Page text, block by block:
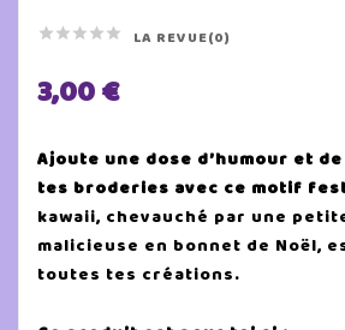
     LA REVUE(0)
3,00 €
Ajoute une dose d’humour et
tes broderies avec ce motif
kawaii, chevauché par une
malicieuse en bonnet de Noël,
toutes tes créations.